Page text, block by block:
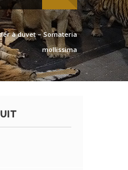
à duvet – Somateria
mollissima